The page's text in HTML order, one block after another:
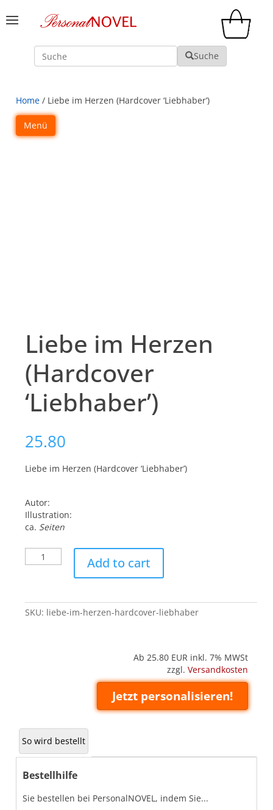
Suche Suche
Home / Liebe im Herzen (Hardcover ‘Liebhaber’)
Menü
Liebe im Herzen
(Hardcover
‘Liebhaber’)
25.80
Liebe im Herzen (Hardcover ‘Liebhaber’)
Autor:
Illustration:
ca. Seiten
Liebe
im
'Liebhaber')
quantity
Add to cart
SKU: liebe-im-herzen-hardcover-liebhaber
Ab 25.80 EUR inkl. 7% MWSt
zzgl. Versandkosten
Jetzt personalisieren!
So wird bestellt
Bestellhilfe
Sie bestellen bei PersonalNOVEL, indem Sie...